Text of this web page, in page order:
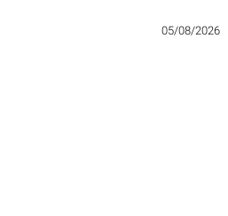
de cobrar
05/08/2026